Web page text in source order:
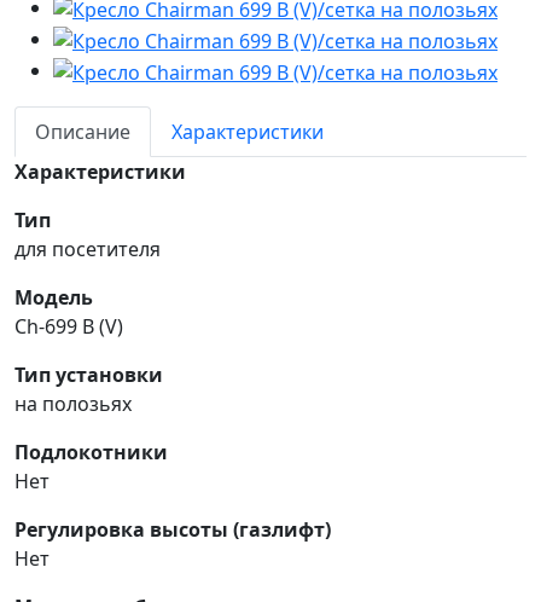
Описание
Характеристики
Характеристики
Тип
для посетителя
Модель
Сh-699 В (V)
Тип установки
на полозьях
Подлокотники
Нет
Регулировка высоты (газлифт)
Нет